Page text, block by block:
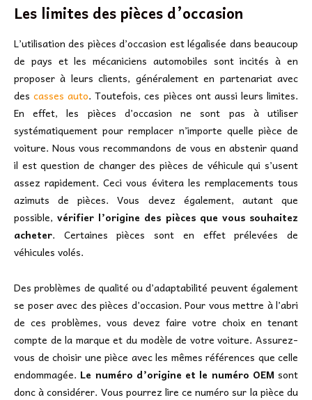
Les limites des pièces d’occasion
L’utilisation des pièces d’occasion est légalisée dans beaucoup
de pays et les mécaniciens automobiles sont incités à en
proposer à leurs clients, généralement en partenariat avec
descasses auto. Toutefois, ces pièces ont aussi leurs limites.
En effet, les pièces d’occasion ne sont pas à utiliser
systématiquement pour remplacer n’importe quelle pièce de
voiture. Nous vous recommandons de vous en abstenir quand
il est question de changer des pièces de véhicule qui s’usent
assez rapidement. Ceci vous évitera les remplacements tous
azimuts de pièces. Vous devez également, autant que
possible,vérifier l’origine des pièces que vous souhaitez
acheter. Certaines pièces sont en effet prélevées de
véhicules volés.
Des problèmes de qualité ou d’adaptabilité peuvent également
se poser avec des pièces d’occasion. Pour vous mettre à l’abri
de ces problèmes, vous devez faire votre choix en tenant
compte de la marque et du modèle de votre voiture. Assurez-
vous de choisir une pièce avec les mêmes références que celle
endommagée. Le numéro d’origine et le numéro OEMsont
donc à considérer. Vous pourrez lire ce numéro sur la pièce du